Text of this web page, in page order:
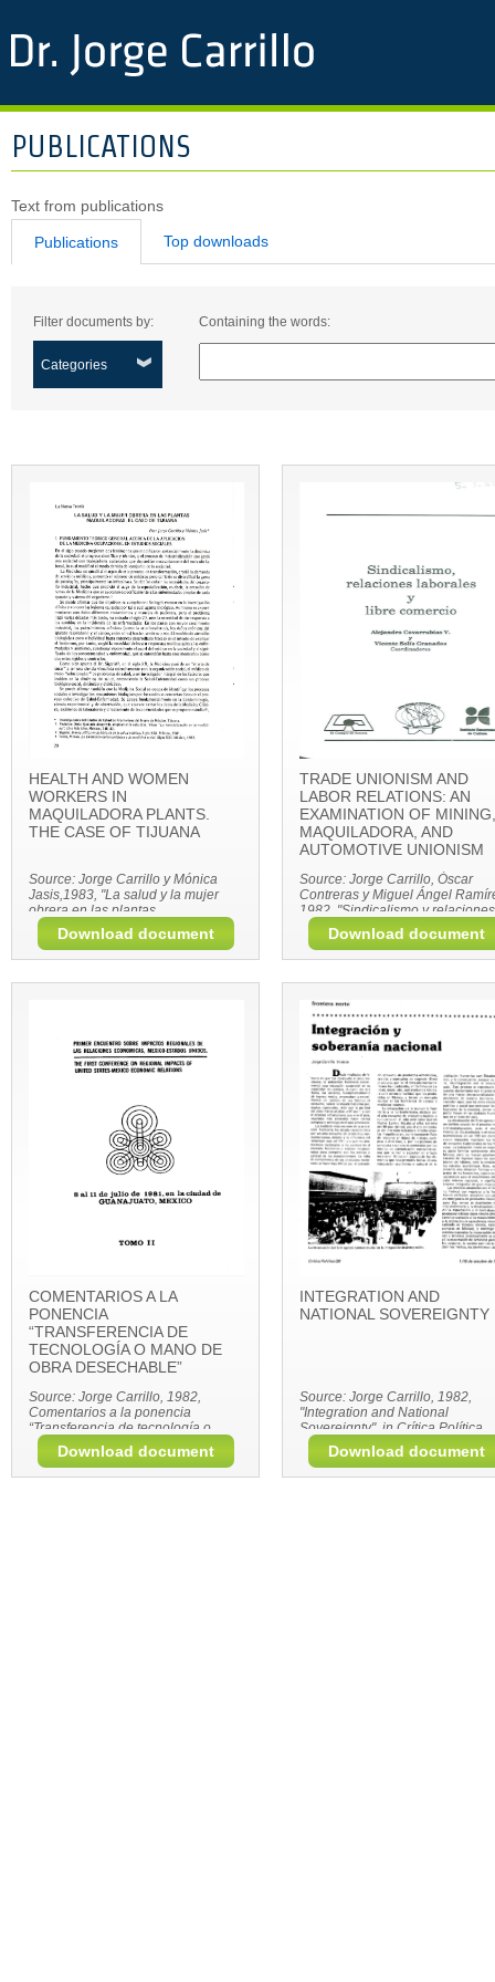
PUBLICATIONS
Text from publications
Publications Top downloads
Filter documents by:
Categories
Containing the words:
HEALTH AND WOMEN
WORKERS IN
MAQUILADORA PLANTS.
THE CASE OF TIJUANA
Source: Jorge Carrillo y Mónica
Jasis,1983, "La salud y la mujer
obrera en las plantas
maquiladoras. El caso de Tijuana",
en Enfermería Hoy, México, D. F.,
Ed. Nueva Sociología, junio, pp.
Download document
TRADE UNIONISM AND
LABOR RELATIONS: AN
EXAMINATION OF MINING,
MAQUILADORA, AND
AUTOMOTIVE UNIONISM
Source: Jorge Carrillo, Óscar
Contreras y Miguel Ángel
1982, "Sindicalismo y relaciones
laborales: Exámen del
minero, maquilador y
en Covarrubias y Solis (coord.),
y libre comercio, El Colegio de
Sonora, pp.111-123.
Download document
COMENTARIOS A LA
PONENCIA
“TRANSFERENCIA DE
TECNOLOGÍA O MANO DE
OBRA DESECHABLE”
Source: Jorge Carrillo, 1982,
Comentarios a la ponencia
“Transferencia de tecnología o
mano de obra desechable” en
Primer Encuentro Sobre Impactos
Regionales de las Relaciones
Download document
INTEGRATION AND
NATIONAL SOVEREIGNTY
Source: Jorge Carrillo, 1982,
"Integration and National
Sovereignty", in Crítica Política
Review, No. 55-56, Mexico City,
October 1-15.
Download document